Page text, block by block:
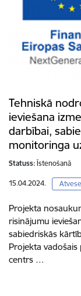
Tehniskā
ieviešana
darbībai,
monitoringa
Statuss: Īstenošanā
15.04.2024.
Projekta
risinājumu
sabiedriskās
Projekta
centrs …